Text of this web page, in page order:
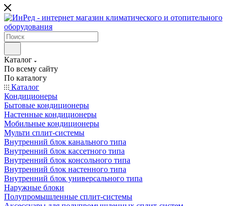
Каталог
По всему сайту
По каталогу
Каталог
Кондиционеры
Бытовые кондиционеры
Настенные кондиционеры
Мобильные кондиционеры
Мульти сплит-системы
Внутренний блок канального типа
Внутренний блок кассетного типа
Внутренний блок консольного типа
Внутренний блок настенного типа
Внутренний блок универсального типа
Наружные блоки
Полупромышленные сплит-системы